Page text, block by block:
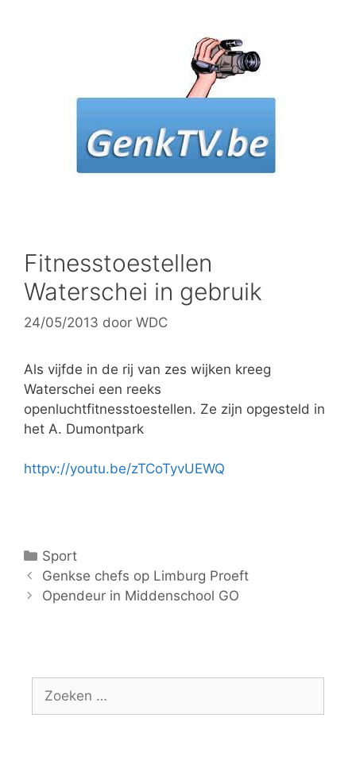
Fitnesstoestellen
Waterschei in gebruik
24/05/2013 door WDC
Als vijfde in de rij van zes wijken kreeg
Waterschei een reeks
openluchtfitnesstoestellen. Ze zijn opgesteld in
het A. Dumontpark
httpv://youtu.be/zTCoTyvUEWQ
C
a
t
r
i
e
Sport
B
e
Genkse chefs op Limburg Proeft
Opendeur in Middenschool GO